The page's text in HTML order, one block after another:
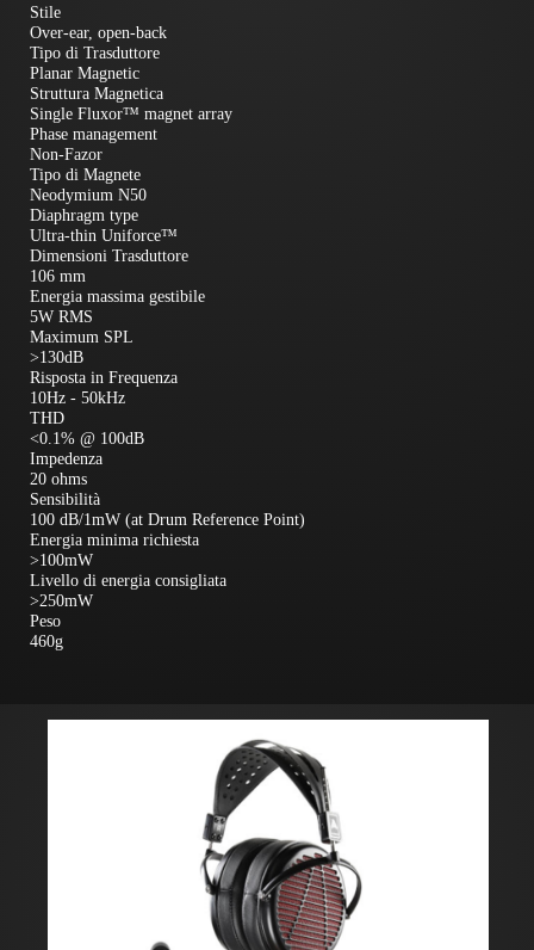
Stile
Over-ear, open-back
Tipo di Trasduttore
Planar Magnetic
Struttura Magnetica
Single Fluxor™ magnet array
Phase management
Non-Fazor
Tipo di Magnete
Neodymium N50
Diaphragm type
Ultra-thin Uniforce™
Dimensioni Trasduttore
106 mm
Energia massima gestibile
5W RMS
Maximum SPL
>130dB
Risposta in Frequenza
10Hz - 50kHz
THD
<0.1% @ 100dB
Impedenza
20 ohms
Sensibilità
100 dB/1mW (at Drum Reference Point)
Energia minima richiesta
>100mW
Livello di energia consigliata
>250mW
Peso
460g